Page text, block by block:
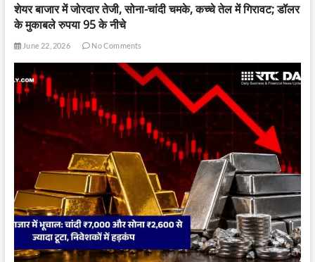
शेयर बाजार में जोरदार तेजी, सोना-चांदी चमके, कच्चे तेल में गिरावट; डॉलर
के मुकाबले रुपया 95 के नीचे
June 22, 2026 No Comments